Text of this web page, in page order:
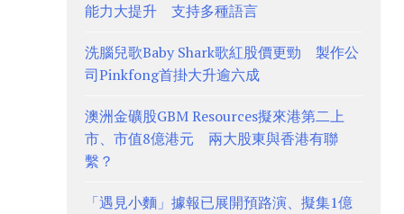
能力大提升 支持多種語言
洗腦兒歌Baby Shark歌紅股價更勁 製作公
司Pinkfong首掛大升逾六成
澳洲金礦股GBM Resources擬來港第二上
市、市值8億港元 兩大股東與香港有聯
繫？
「遇見小麵」據報已展開預路演、擬集1億